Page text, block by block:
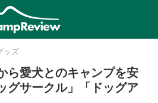
ッズ
ら愛犬とのキャンプを安
グサークル」「ドッグア